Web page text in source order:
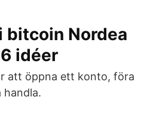
bitcoin Nordea
idéer
att öppna ett konto, föra
handla.